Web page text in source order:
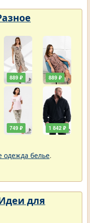
889 ₽
749 ₽
889 ₽
1 842 ₽
одежда белье.
для